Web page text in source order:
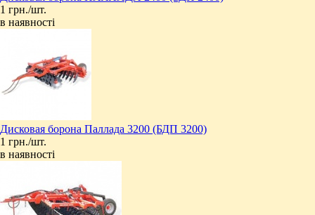
1 грн./шт.
в наявності
Дисковая борона Паллада 3200 (БДП 3200)
1 грн./шт.
в наявності